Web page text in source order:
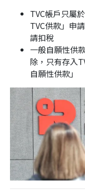
TVC帳戶只屬
TVC供款」申
請扣稅
一般自願性供
除，只有存入
自願性供款」